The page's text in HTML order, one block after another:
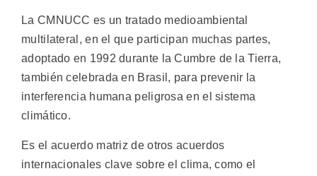
La CMNUCC es un tratado medioambiental
multilateral, en el que participan muchas partes,
adoptado en 1992 durante la Cumbre de la Tierra,
también celebrada en Brasil, para prevenir la
interferencia humana peligrosa en el sistema
climático.
Es el acuerdo matriz de otros acuerdos
internacionales clave sobre el clima, como el